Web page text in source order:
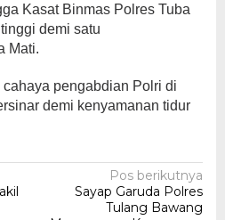
Kasat Binmas Polres Tuba
demi satu
Mati.
pengabdian Polri di
demi kenyamanan tidur
Pos berikutnya
Sayap Garuda Polres
Tulang Bawang